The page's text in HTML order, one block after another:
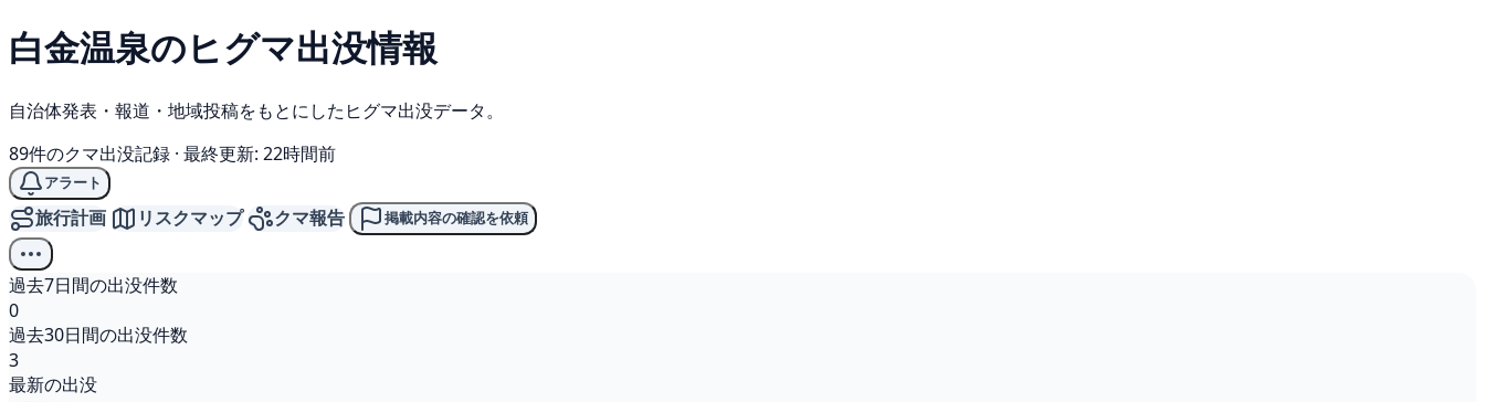
白金温泉のヒグマ出没情報
自治体発表・報道・地域投稿をもとにしたヒグマ出没データ。
89件のクマ出没記録 · 最終更新: 22時間前
アラート
旅行計画 リスクマップ クマ報告 掲載内容の確認を依頼
過去7日間の出没件数
0
過去30日間の出没件数
3
最新の出没